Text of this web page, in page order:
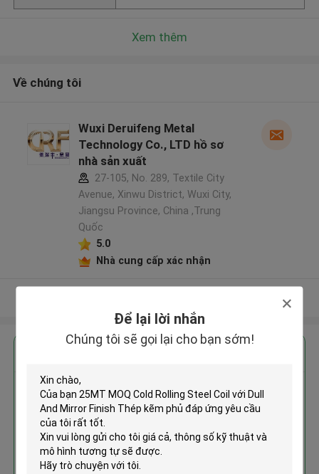
Để lại lời nhắn
Chúng tôi sẽ gọi lại cho bạn sớm!
Xem thêm
Về chúng tôi
Wuxi Deruifeng Metal
Technology Co., LTD hồ sơ
nhà sản xuất
27-105, No. 289, Textile City
Avenue, Xinwu District, Wuxi City,
Jiangsu Province, China ,Trung
Quốc
5.0
Nhà cung cấp xác nhận
25MT MOQ Cold Rolling Steel
Coil với Dull And Mirror Finish